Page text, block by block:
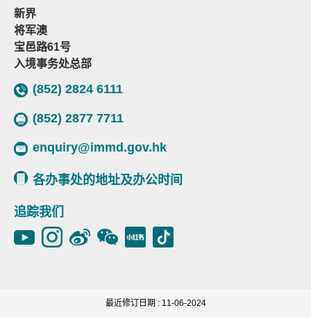
新界
将军澳
宝邑路61号
入境事务处总部
(852) 2824 6111
(852) 2877 7711
enquiry@immd.gov.hk
各办事处的地址及办公时间
追踪我们
最近修订日期 : 11-06-2024